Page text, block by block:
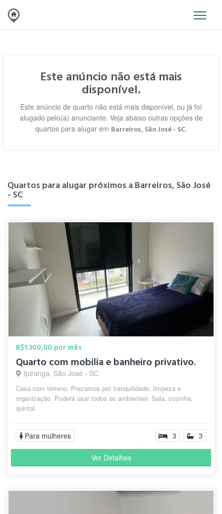
Este anúncio não está mais
disponível.
Este anúncio de quarto não está mais disponível, ou já foi
alugado pelo(a) anunciante. Veja abaixo outras opções de
quartos para alugar em Barreiros, São José - SC.
Quartos para alugar próximos a Barreiros, São José
- SC
R$1.300,00 por mês
Quarto com mobilia e banheiro privativo.
Ipiranga, São José - SC
Casa com terreno. Prezamos por tranquilidade, limpeza e
organização. Poderá usar todos os ambientes: Sala, cozinha,
quintal.
Para mulheres 3 3
Ver Detalhes